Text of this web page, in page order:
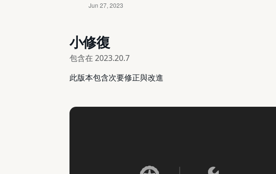
小修復
包含在 2023.20.7
此版本包含次要修正與改進